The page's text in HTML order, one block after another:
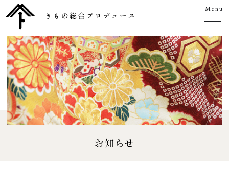
Menu
お知らせ